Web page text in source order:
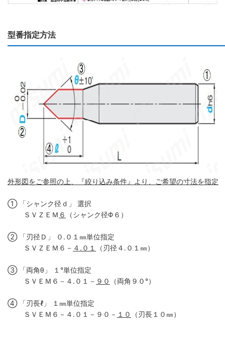
型番指定方法
外形図をご参照の上、『絞り込み条件』より、ご希望の寸法を指定
① 「シャンク径ｄ」 選択
ＳＶＺＥＭ ６ （シャンク径Φ６）
② 「刃径Ｄ」 ０.０１㎜単位指定
ＳＶＺＥＭ６－ ４.０１ （刃径４.０１㎜）
③ 「両角θ」 １°単位指定
ＳＶＥＭ６－４.０１－ ９０ （両角９０°）
④ 「刃長ℓ」 １㎜単位指定
ＳＶＥＭ６－４.０１－９０－ １０ （刃長１０㎜）